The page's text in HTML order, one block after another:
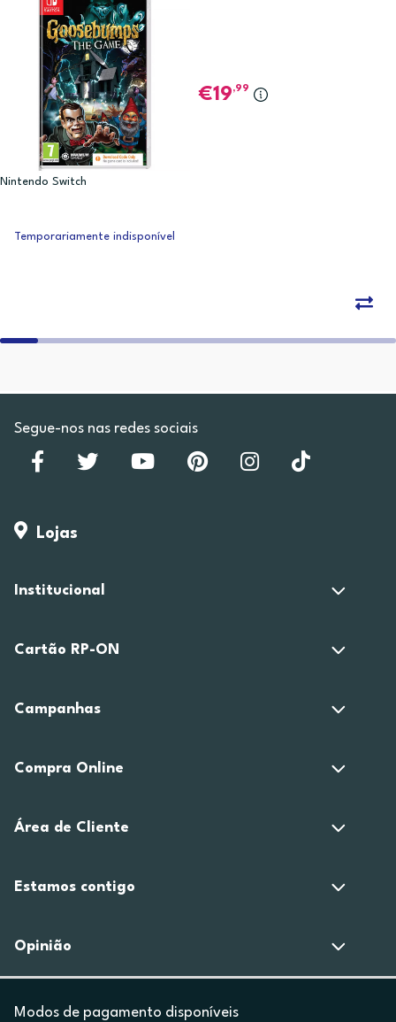
Nintendo Switch
19,99
Temporariamente indisponível
Segue-nos nas redes sociais
Lojas
Institucional
Cartão RP-ON
Campanhas
Compra Online
Área de Cliente
Estamos contigo
Opinião
Modos de pagamento disponíveis